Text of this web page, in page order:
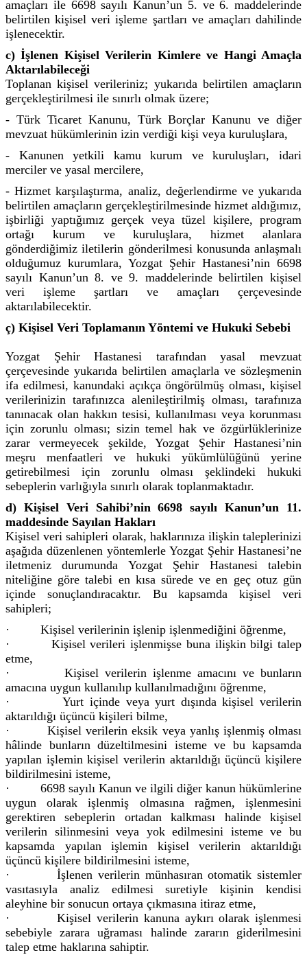
amaçları ile 6698 sayılı Kanun’un 5. ve 6. maddelerinde
belirtilen kişisel veri işleme şartları ve amaçları dahilinde
işlenecektir.
c) İşlenen Kişisel Verilerin Kimlere ve Hangi Amaçla
Aktarılabileceği
Toplanan kişisel verileriniz; yukarıda belirtilen amaçların
gerçekleştirilmesi ile sınırlı olmak üzere;
- Türk Ticaret Kanunu, Türk Borçlar Kanunu ve diğer
mevzuat hükümlerinin izin verdiği kişi veya kuruluşlara,
- Kanunen yetkili kamu kurum ve kuruluşları, idari
merciler ve yasal mercilere,
- Hizmet karşılaştırma, analiz, değerlendirme ve yukarıda
belirtilen amaçların gerçekleştirilmesinde hizmet aldığımız,
işbirliği yaptığımız gerçek veya tüzel kişilere, program
ortağı kurum ve kuruluşlara, hizmet alanlara
gönderdiğimiz iletilerin gönderilmesi konusunda anlaşmalı
olduğumuz kurumlara, Yozgat Şehir Hastanesi’nin 6698
sayılı Kanun’un 8. ve 9. maddelerinde belirtilen kişisel
veri işleme şartları ve amaçları çerçevesinde
aktarılabilecektir.
ç) Kişisel Veri Toplamanın Yöntemi ve Hukuki Sebebi
Yozgat Şehir Hastanesi tarafından yasal mevzuat
çerçevesinde yukarıda belirtilen amaçlarla ve sözleşmenin
ifa edilmesi, kanundaki açıkça öngörülmüş olması, kişisel
verilerinizin tarafınızca alenileştirilmiş olması, tarafınıza
tanınacak olan hakkın tesisi, kullanılması veya korunması
için zorunlu olması; sizin temel hak ve özgürlüklerinize
zarar vermeyecek şekilde, Yozgat Şehir Hastanesi’nin
meşru menfaatleri ve hukuki yükümlülüğünü yerine
getirebilmesi için zorunlu olması şeklindeki hukuki
sebeplerin varlığıyla sınırlı olarak toplanmaktadır.
d) Kişisel Veri Sahibi’nin 6698 sayılı Kanun’un 11.
maddesinde Sayılan Hakları
Kişisel veri sahipleri olarak, haklarınıza ilişkin taleplerinizi
aşağıda düzenlenen yöntemlerle Yozgat Şehir Hastanesi’ne
iletmeniz durumunda Yozgat Şehir Hastanesi talebin
niteliğine göre talebi en kısa sürede ve en geç otuz gün
içinde sonuçlandıracaktır. Bu kapsamda kişisel veri
sahipleri;
· Kişisel verilerinin işlenip işlenmediğini öğrenme,
· Kişisel verileri işlenmişse buna ilişkin bilgi talep
etme,
· Kişisel verilerin işlenme amacını ve bunların
amacına uygun kullanılıp kullanılmadığını öğrenme,
· Yurt içinde veya yurt dışında kişisel verilerin
aktarıldığı üçüncü kişileri bilme,
· Kişisel verilerin eksik veya yanlış işlenmiş olması
hâlinde bunların düzeltilmesini isteme ve bu kapsamda
yapılan işlemin kişisel verilerin aktarıldığı üçüncü kişilere
bildirilmesini isteme,
· 6698 sayılı Kanun ve ilgili diğer kanun hükümlerine
uygun olarak işlenmiş olmasına rağmen, işlenmesini
gerektiren sebeplerin ortadan kalkması halinde kişisel
verilerin silinmesini veya yok edilmesini isteme ve bu
kapsamda yapılan işlemin kişisel verilerin aktarıldığı
üçüncü kişilere bildirilmesini isteme,
· İşlenen verilerin münhasıran otomatik sistemler
vasıtasıyla analiz edilmesi suretiyle kişinin kendisi
aleyhine bir sonucun ortaya çıkmasına itiraz etme,
· Kişisel verilerin kanuna aykırı olarak işlenmesi
sebebiyle zarara uğraması halinde zararın giderilmesini
talep etme haklarına sahiptir.